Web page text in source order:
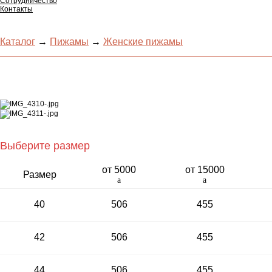
Контакты
Каталог → Пижамы → Женские пижамы
Выберите размер
Раз­мер от 5000­
a
от 15000­
a
40 506 455
42 506 455
44 506 455